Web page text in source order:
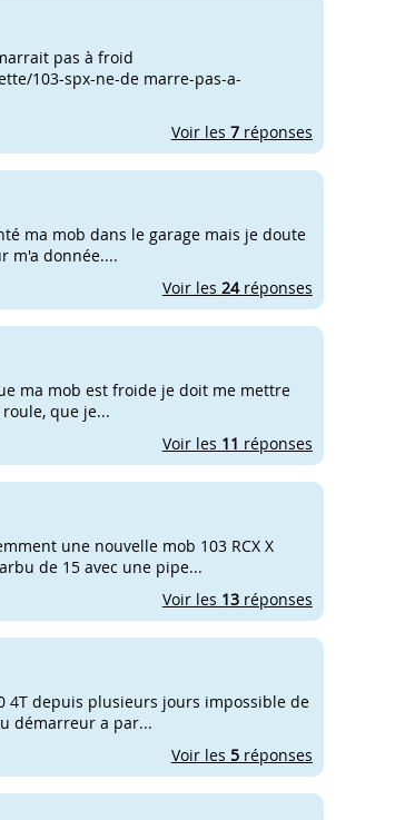
pas à froid
103-spx-ne-de marre-pas-a-
Voir les 7réponses
ma mob dans le garage mais je doute
m'a donnée....
Voir les 24réponses
ma mob est froide je doit me mettre
que je...
Voir les 11 réponses
une nouvelle mob 103 RCX X
de 15 avec une pipe...
Voir les 13réponses
4T depuis plusieurs jours impossible de
démarreur a par...
Voir les 5réponses